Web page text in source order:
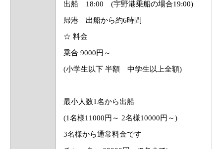
出船 18:00 (宇野港乗船の場合19:00)
帰港 出船から約6時間
☆ 料金
乗合 9000円～
(小学生以下 半額 中学生以上全額)
最小人数1名から出船
(1名様11000円～ 2名様10000円～)
3名様から通常料金です